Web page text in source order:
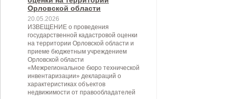
Орловской области
20.05.2026
ИЗВЕЩЕНИЕ о проведения
государственной кадастровой оценки
на территории Орловской области и
приеме бюджетным учреждением
Орловской области
«Межрегиональное бюро технической
инвентаризации» деклараций о
характеристиках объектов
недвижимости от правообладателей